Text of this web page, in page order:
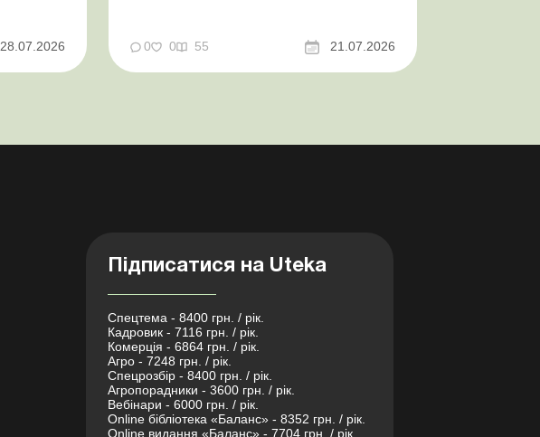
28.07.2026
Координаційний центр з організації
0 0 55 21.07.2026
Підписатися на Uteka
Спецтема - 8400 грн. / рік.
Кадровик - 7116 грн. / рік.
Комерція - 6864 грн. / рік.
Агро - 7248 грн. / рік.
Спецрозбір - 8400 грн. / рік.
Агропорадники - 3600 грн. / рік.
Вебінари - 6000 грн. / рік.
Online бібліотека «Баланс» - 8352 грн. / рік.
Online видання «Баланс» - 7704 грн. / рік.